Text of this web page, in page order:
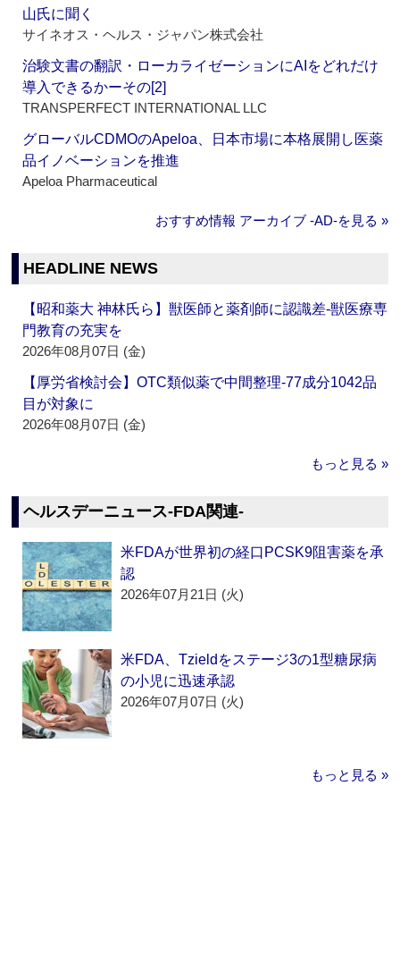
山氏に聞く
サイネオス・ヘルス・ジャパン株式会社
治験文書の翻訳・ローカライゼーションにAIをどれだけ
導入できるかーその[2]
TRANSPERFECT INTERNATIONAL LLC
グローバルCDMOのApeloa、日本市場に本格展開し医薬
品イノベーションを推進
Apeloa Pharmaceutical
おすすめ情報 アーカイブ ‐AD‐を見る »
HEADLINE NEWS
【昭和薬大 神林氏ら】獣医師と薬剤師に認識差‐獣医療専
門教育の充実を
2026年08月07日 (金)
【厚労省検討会】OTC類似薬で中間整理‐77成分1042品
目が対象に
2026年08月07日 (金)
もっと見る »
ヘルスデーニュース‐FDA関連‐
米FDAが世界初の経口PCSK9阻害薬を承
認
2026年07月21日 (火)
米FDA、Tzieldをステージ3の1型糖尿病
の小児に迅速承認
2026年07月07日 (火)
もっと見る »